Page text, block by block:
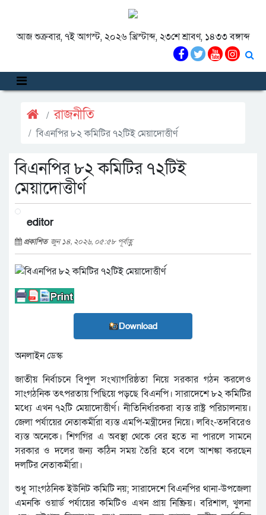
আজ শুক্রবার, ৭ই আগস্ট, ২০২৬ খ্রিস্টাব্দ, ২৩শে শ্রাবণ, ১৪৩৩ বঙ্গাব্দ
রাজনীতি
বিএনপির ৮২ কমিটির ৭২টিই মেয়াদোত্তীর্ণ
বিএনপির ৮২ কমিটির ৭২টিই
মেয়াদোত্তীর্ণ
editor
প্রকাশিত জুন ১৪, ২০২৬, ০৫:৫৮ পূর্বাহ্ণ
Download
অনলাইন ডেস্ক
জাতীয় নির্বাচনে বিপুল সংখ্যাগরিষ্ঠতা নিয়ে সরকার গঠন করলেও
সাংগঠনিক তৎপরতায় পিছিয়ে পড়ছে বিএনপি। সারাদেশে ৮২ কমিটির
মধ্যে এখন ৭২টি মেয়াদোত্তীর্ণ। নীতিনির্ধারকরা ব্যস্ত রাষ্ট্র পরিচালনায়।
জেলা পর্যায়ের নেতাকর্মীরা ব্যস্ত এমপি-মন্ত্রীদের নিয়ে। লবিং-তদবিরেও
ব্যস্ত অনেকে। শিগগির এ অবস্থা থেকে বের হতে না পারলে সামনে
সরকার ও দলের জন্য কঠিন সময় তৈরি হবে বলে আশঙ্কা করছেন
দলটির নেতাকর্মীরা।
শুধু সাংগঠনিক ইউনিট কমিটি নয়; সারাদেশে বিএনপির থানা-উপজেলা
এমনকি ওয়ার্ড পর্যায়ের কমিটিও এখন প্রায় নিষ্ক্রিয়। বরিশাল, খুলনা